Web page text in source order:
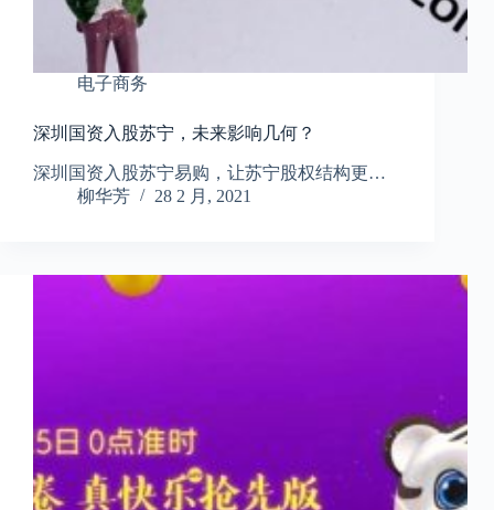
电子商务
深圳国资入股苏宁，未来影响几何？
深圳国资入股苏宁易购，让苏宁股权结构更…
柳华芳
28 2 月, 2021